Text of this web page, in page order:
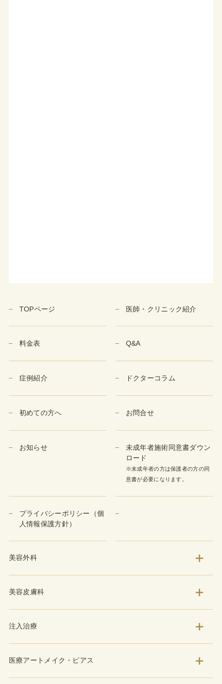
TOPページ 医師・クリニック紹介
料金表 Q&A
症例紹介 ドクターコラム
初めての方へ お問合せ
お知らせ
未成年者施術同意書ダウン
ロード
※未成年者の方は保護者の方の同
意書が必要になります。
プライバシーポリシー（個
人情報保護方針）
美容外科
美容皮膚科
注入治療
医療アートメイク・ピアス